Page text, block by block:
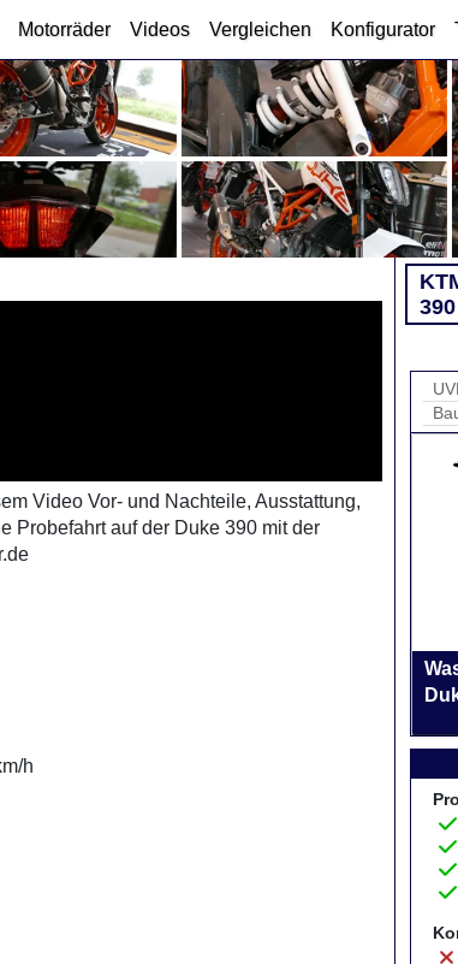
Motorräder Videos Vergleichen Konfigurator
Video Vor- und Nachteile, Ausstattung,
Probefahrt auf der Duke 390 mit der
h